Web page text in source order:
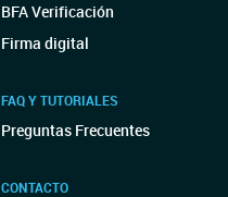
BFA Verificación
Firma digital
FAQ Y TUTORIALES
Preguntas Frecuentes
CONTACTO